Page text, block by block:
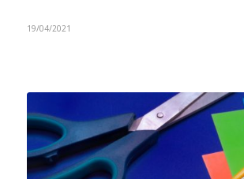
19/04/2021